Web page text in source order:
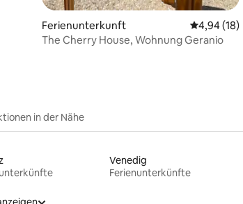
Ferienunterkunft
4,94 (18)
The Cherry House, Wohnung Geranio
in der Nähe
Venedig
Ferienunterkünfte